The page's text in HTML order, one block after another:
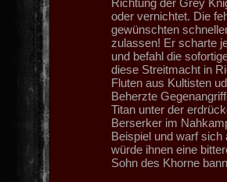
Richtung der Grey
oder vernichtet. Die
gewünschten
zulassen! Er scharte
und befahl die
diese Streitmacht in
Fluten aus Kultisten
Beherzte
Titan unter der
Berserker im
Beispiel und warf
würde ihnen eine
Sohn des Khorne